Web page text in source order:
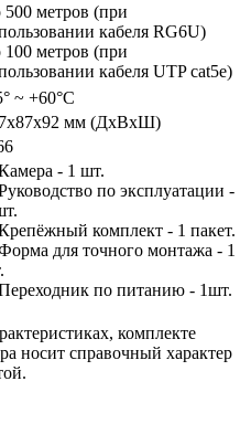
500 метров (при
кабеля RG6U)
100 метров (при
кабеля UTP cat5e)
~ +60°С
мм (ДхВхШ)
- 1 шт.
по эксплуатации -
комплект - 1 пакет.
для точного монтажа - 1
по питанию - 1шт.
комплекте
носит справочный характер